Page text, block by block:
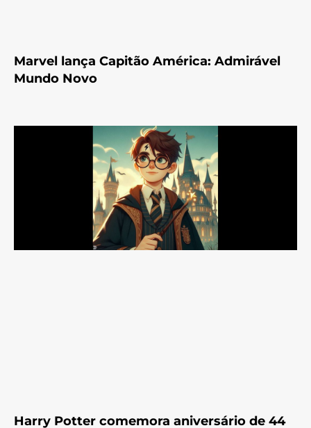
Marvel lança Capitão América: Admirável
Mundo Novo
Harry Potter comemora aniversário de 44